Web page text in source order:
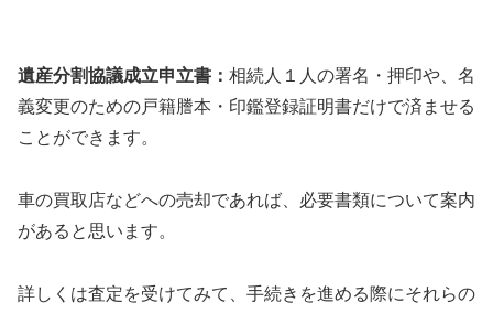
遺産分割協議成立申立書： 相続人１人の署名・押印や、名
義変更のための戸籍謄本・印鑑登録証明書だけで済ませる
ことができます。
車の買取店などへの売却であれば、必要書類について案内
があると思います。
詳しくは査定を受けてみて、手続きを進める際にそれらの